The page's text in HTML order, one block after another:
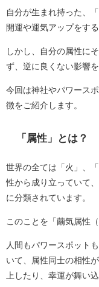
自分が生まれ持った、
開運や運気アップをす
しかし、自分の属性に
ず、逆に良くない影響
今回は神社やパワース
徴をご紹介します。
「属性」とは？
世界の全ては「火」、
性から成り立っていて
に分類されています。
このことを「繭気属性
人間もパワースポット
いて、属性同士の相性
上したり、幸運が舞い